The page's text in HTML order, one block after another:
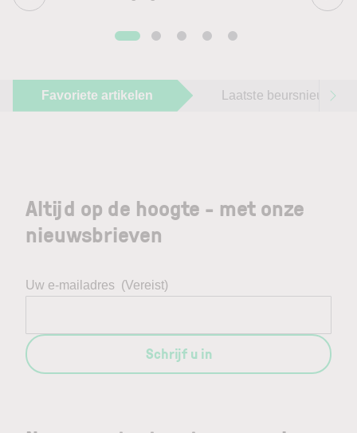
Favoriete artikelen Laatste beursnieuws
Altijd op de hoogte - met onze
nieuwsbrieven
Uw e-mailadres (Vereist)
Schrijf u in